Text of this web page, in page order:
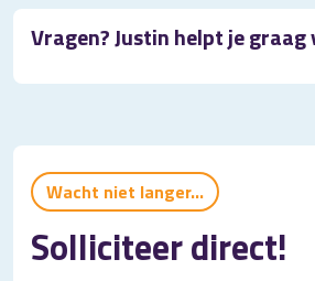
Vragen? Justin helpt je graag
Wacht niet langer...
Solliciteer direct!